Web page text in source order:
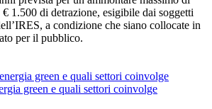
€ 1.500 di detrazione, esigibile dai soggetti
a condizione che siano collocate in
per il pubblico.
green e quali settori coinvolge